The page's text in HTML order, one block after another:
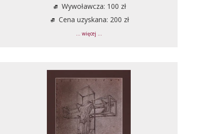
Wywoławcza: 100 zł
Cena uzyskana: 200 zł
... więcej ...